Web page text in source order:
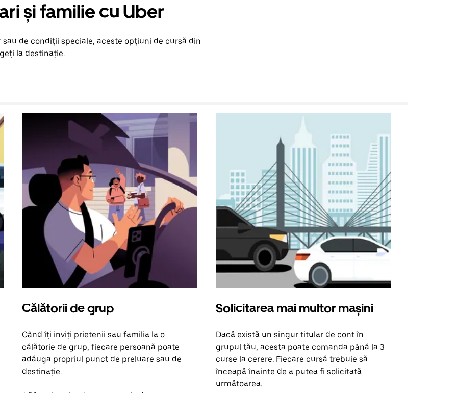
și familie cu Uber
de condiții speciale, aceste opțiuni de cursă din
la destinație.
Călătorii de grup
Când îți inviți prietenii sau familia la o
călătorie de grup, fiecare persoană poate
adăuga propriul punct de preluare sau de
destinație.
Solicitarea mai multor mașini
Dacă există un singur titular de cont în
grupul tău, acesta poate comanda până la 3
curse la cerere. Fiecare cursă trebuie să
înceapă înainte de a putea fi solicitată
următoarea.